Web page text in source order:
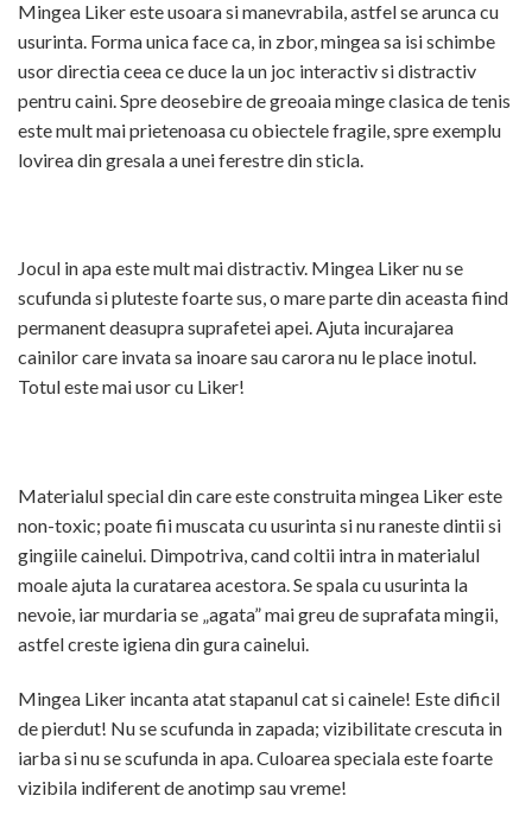
Mingea Liker este usoara si manevrabila, astfel se arunca cu
usurinta. Forma unica face ca, in zbor, mingea sa isi schimbe
usor directia ceea ce duce la un joc interactiv si distractiv
pentru caini. Spre deosebire de greoaia minge clasica de tenis
este mult mai prietenoasa cu obiectele fragile, spre exemplu
lovirea din gresala a unei ferestre din sticla.
Jocul in apa este mult mai distractiv. Mingea Liker nu se
scufunda si pluteste foarte sus, o mare parte din aceasta fiind
permanent deasupra suprafetei apei. Ajuta incurajarea
cainilor care invata sa inoare sau carora nu le place inotul.
Totul este mai usor cu Liker!
Materialul special din care este construita mingea Liker este
non-toxic; poate fii muscata cu usurinta si nu raneste dintii si
gingiile cainelui. Dimpotriva, cand coltii intra in materialul
moale ajuta la curatarea acestora. Se spala cu usurinta la
nevoie, iar murdaria se „agata” mai greu de suprafata mingii,
astfel creste igiena din gura cainelui.
Mingea Liker incanta atat stapanul cat si cainele! Este dificil
de pierdut! Nu se scufunda in zapada; vizibilitate crescuta in
iarba si nu se scufunda in apa. Culoarea speciala este foarte
vizibila indiferent de anotimp sau vreme!